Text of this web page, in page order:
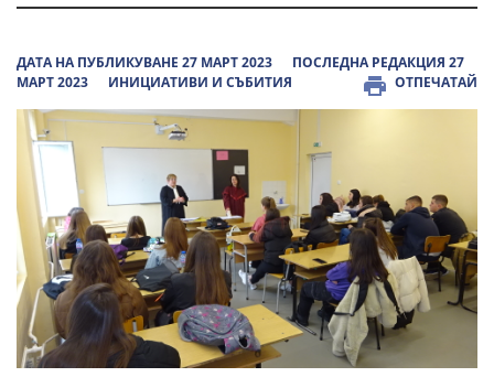
ДАТА НА ПУБЛИКУВАНЕ 27 МАРТ 2023
ПОСЛЕДНА РЕДАКЦИЯ 27
МАРТ 2023
ИНИЦИАТИВИ И СЪБИТИЯ ОТПЕЧАТАЙ